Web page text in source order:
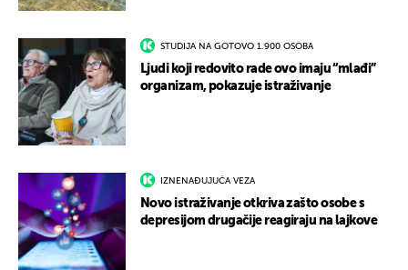
STUDIJA NA GOTOVO 1.900 OSOBA
Ljudi koji redovito rade ovo imaju “mlađi”
organizam, pokazuje istraživanje
IZNENAĐUJUĆA VEZA
Novo istraživanje otkriva zašto osobe s
depresijom drugačije reagiraju na lajkove